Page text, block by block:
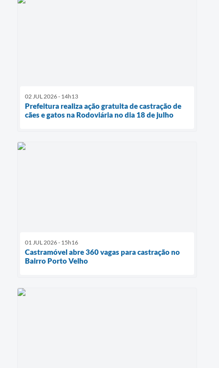
02 JUL 2026 - 14h13
Prefeitura realiza ação gratuita de castração de
cães e gatos na Rodoviária no dia 18 de julho
01 JUL 2026 - 15h16
Castramóvel abre 360 vagas para castração no
Bairro Porto Velho